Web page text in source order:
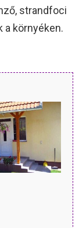
strandfoci
a környéken.